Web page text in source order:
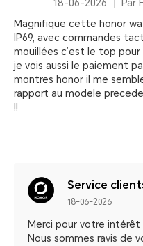
18-06-2026
Par
Magnifique cette honor
IP69, avec commandes
mouillées c’est le top pour
je vois aussi le paiement
montres honor il me
rapport au modele
!!
Service
18-06-2026
Merci pour votre intérêt
Nous sommes ravis de